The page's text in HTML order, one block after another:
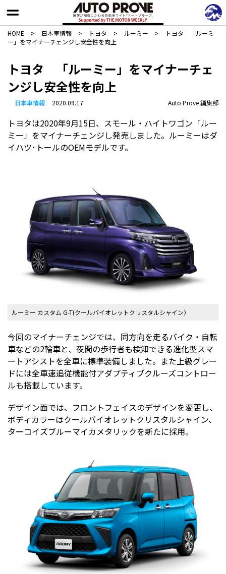
HOME > 日本車情報​ > トヨタ > ルーミー >
トヨタ 「ルーミ
ー」をマイナーチェンジし安全性を向上
トヨタ 「ルーミー」をマイナーチェ
ンジし安全性を向上
日本車情報​ 2020.09.17 Auto Prove 編集部
トヨタは2020年9月15日、スモール・ハイトワゴン「ルー
ミー」をマイナーチェンジし発売しました。ルーミーはダ
イハツ･トールのOEMモデルです。
ルーミー カスタム G-T(クールバイオレットクリスタルシャイン）
今回のマイナーチェンジでは、同方向を走るバイク・自転
車などの2輪車と、夜間の歩行者も検知できる進化型スマ
ートアシストを全車に標準装備しました。また上級グレー
ドには全車速追従機能付アダプティブクルーズコントロー
ルも搭載しています。
デザイン面では、フロントフェイスのデザインを変更し、
ボディカラーはクールバイオレットクリスタルシャイン、
ターコイズブルーマイカメタリックを新たに採用。